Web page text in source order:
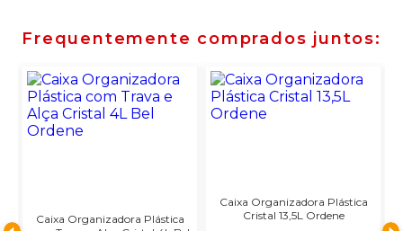
Frequentemente comprados juntos
Caixa Organizadora Plástica
Caixa Organizadora Plástica
Cristal 13,5L Ordene